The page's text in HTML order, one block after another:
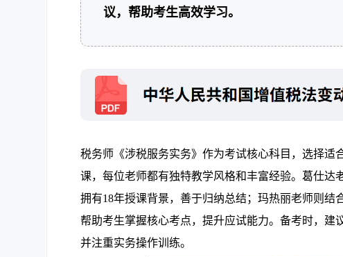
议，帮助考生高效学习。
税务师《涉税服务实务》作为考试核心科目，选择
课，每位老师都有独特教学风格和丰富经验。葛仕达
拥有18年授课背景，善于归纳总结；玛热丽老师则
帮助考生掌握核心考点，提升应试能力。备考时，建
并注重实务操作训练。